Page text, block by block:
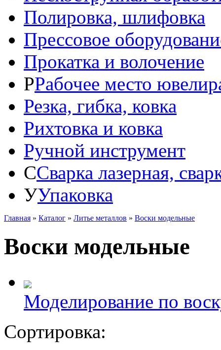
Полировка, шлифовка
Прессовое
Прокатка и волочение
РРабочее место
Резка, гибка, ковка
Рихтовка и ковка
Ручной инструмент
ССварка лазерная,
УУпаковка
Главная » Каталог » Литье металлов » Воски модельные
Воски модельные
Моделирование по
Сортировка: